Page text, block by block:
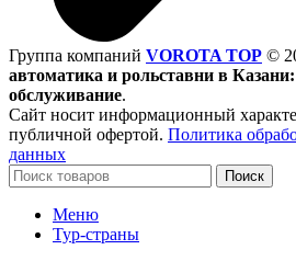
Группа компаний VOROTA TOP ©
автоматика и рольставни в
обслуживание.
Сайт носит информационный
публичной офертой. Политика
данных
Поиск
Меню
Тур-страны